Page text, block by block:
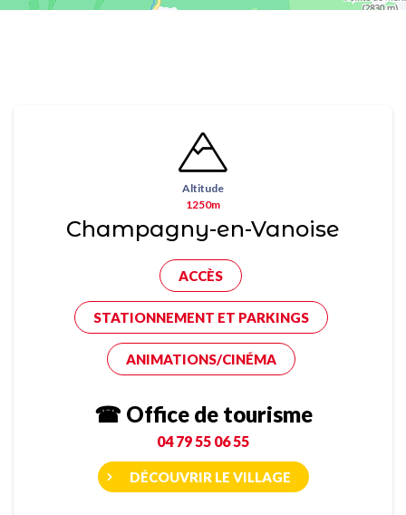
Altitude
1250m
Champagny-en-Vanoise
ACCÈS
STATIONNEMENT ET PARKINGS
ANIMATIONS/CINÉMA
☎ Office de tourisme
04 79 55 06 55
DÉCOUVRIR LE VILLAGE